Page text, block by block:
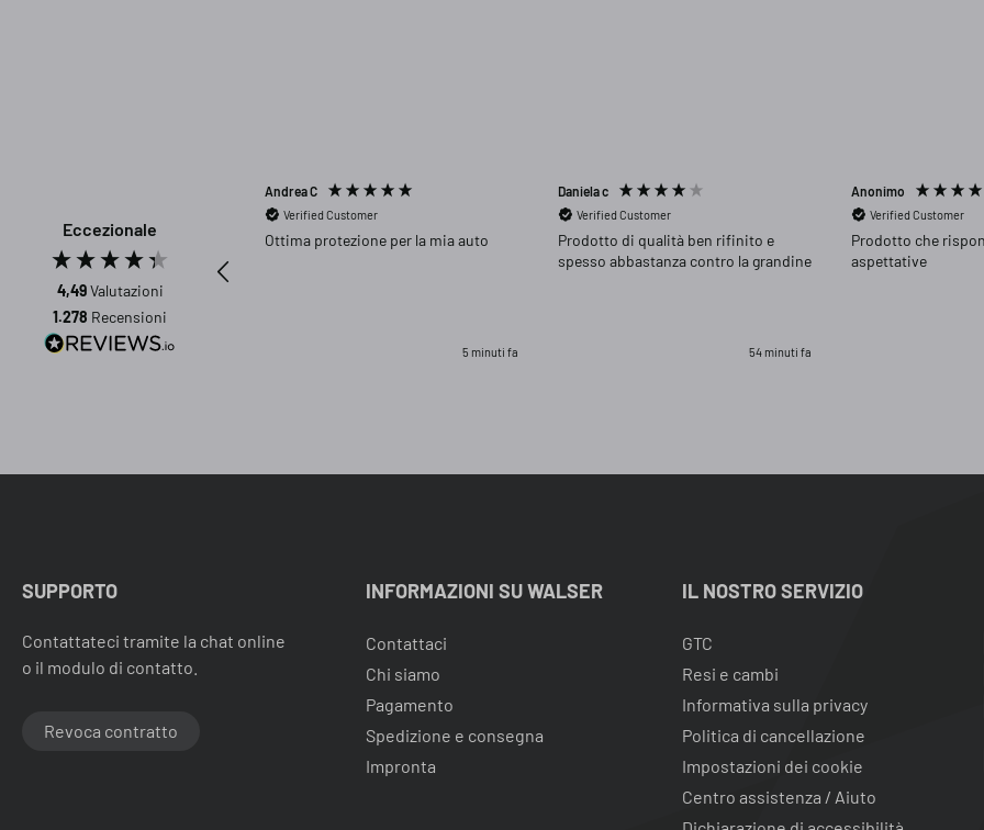
Eccezionale
4,49Valutazioni
1.278 Recensioni
Andrea C
Verified Customer
Ottima protezione per la mia auto
5 minuti fa
Daniela c
Verified Customer
Prodotto di qualità ben rifinito e
spesso abbastanza contro la grandine
54 minuti fa
Anonimo
Verified Customer
Prodotto che
aspettative
SUPPORTO
Contattateci tramite la chat online
o il modulo di contatto.
Revoca contratto
INFORMAZIONI SU WALSER
Contattaci
Chi siamo
Pagamento
Spedizione e consegna
Impronta
IL NOSTRO SERVIZIO
GTC
Resi e cambi
Informativa sulla privacy
Politica di cancellazione
Impostazioni dei cookie
Centro assistenza / Aiuto